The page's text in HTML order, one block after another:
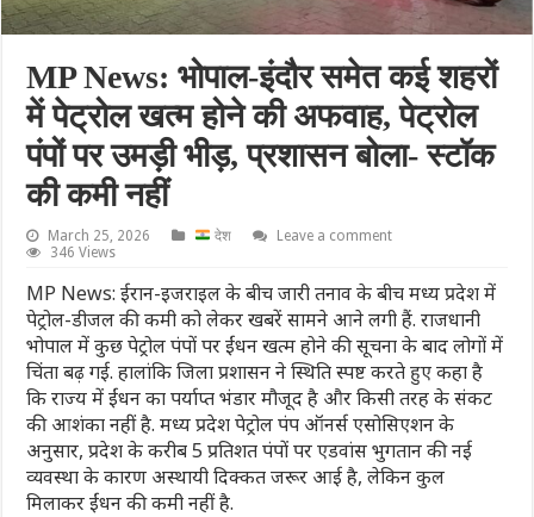
MP News: भोपाल-इंदौर समेत कई शहरों
में पेट्रोल खत्म होने की अफवाह, पेट्रोल
पंपों पर उमड़ी भीड़, प्रशासन बोला- स्टॉक
की कमी नहीं
March 25, 2026 देश
Leave a comment
346 Views
MP News: ईरान-इजराइल के बीच जारी तनाव के बीच मध्य प्रदेश में
पेट्रोल-डीजल की कमी को लेकर खबरें सामने आने लगी हैं. राजधानी
भोपाल में कुछ पेट्रोल पंपों पर ईंधन खत्म होने की सूचना के बाद लोगों में
चिंता बढ़ गई. हालांकि जिला प्रशासन ने स्थिति स्पष्ट करते हुए कहा है
कि राज्य में ईंधन का पर्याप्त भंडार मौजूद है और किसी तरह के संकट
की आशंका नहीं है. मध्य प्रदेश पेट्रोल पंप ऑनर्स एसोसिएशन के
अनुसार, प्रदेश के करीब 5 प्रतिशत पंपों पर एडवांस भुगतान की नई
व्यवस्था के कारण अस्थायी दिक्कत जरूर आई है, लेकिन कुल
मिलाकर ईंधन की कमी नहीं है.